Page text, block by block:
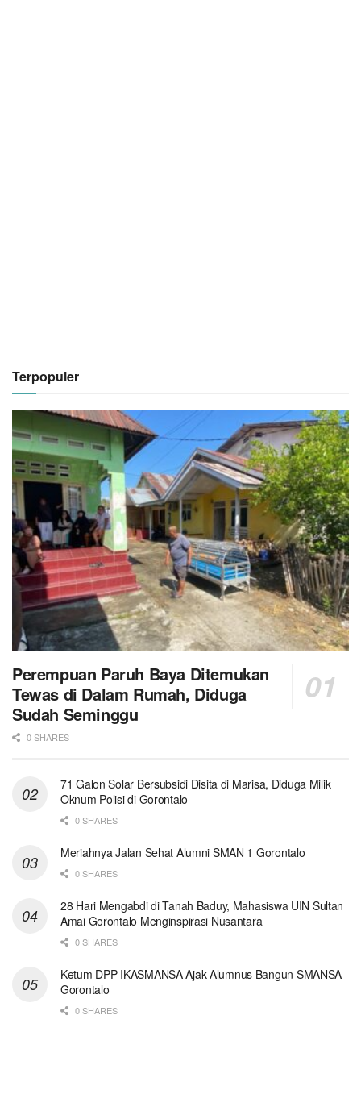
Terpopuler
Perempuan Paruh Baya Ditemukan
Tewas di Dalam Rumah, Diduga
Sudah Seminggu
0 SHARES
71 Galon Solar Bersubsidi Disita di Marisa, Diduga Milik
Oknum Polisi di Gorontalo
0 SHARES
Meriahnya Jalan Sehat Alumni SMAN 1 Gorontalo
0 SHARES
28 Hari Mengabdi di Tanah Baduy, Mahasiswa UIN Sultan
Amai Gorontalo Menginspirasi Nusantara
0 SHARES
Ketum DPP IKASMANSA Ajak Alumnus Bangun SMANSA
Gorontalo
0 SHARES